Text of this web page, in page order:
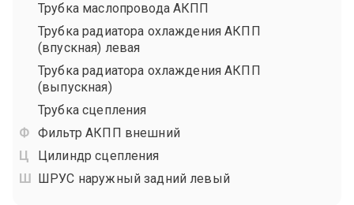
Трубка маслопровода АКПП
Трубка радиатора охлаждения АКПП
(впускная) левая
Трубка радиатора охлаждения АКПП
(выпускная)
Трубка сцепления
Фильтр АКПП внешний
Цилиндр сцепления
ШРУС наружный задний левый